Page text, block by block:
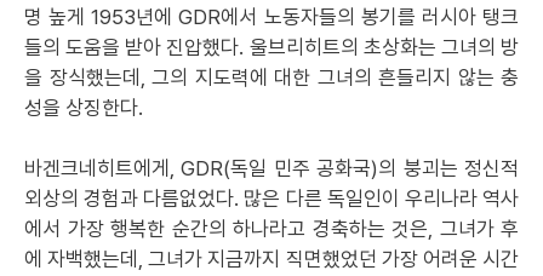
명 높게 1953년에 GDR에서 노동자들의 봉기를 러시아 탱크
들의 도움을 받아 진압했다. 울브리히트의 초상화는 그녀의 방
을 장식했는데, 그의 지도력에 대한 그녀의 흔들리지 않는 충
성을 상징한다.
바겐크네히트에게, GDR(독일 민주 공화국)의 붕괴는 정신적
외상의 경험과 다름없었다. 많은 다른 독일인이 우리나라 역사
에서 가장 행복한 순간의 하나라고 경축하는 것은, 그녀가 후
에 자백했는데, 그녀가 지금까지 직면했었던 가장 어려운 시간